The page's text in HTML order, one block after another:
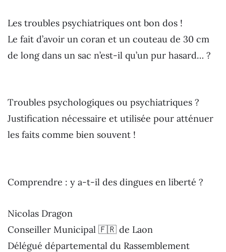
Les troubles psychiatriques ont bon dos !
Le fait d’avoir un coran et un couteau de 30 cm
de long dans un sac n’est-il qu’un pur hasard… ?
Troubles psychologiques ou psychiatriques ?
Justification nécessaire et utilisée pour atténuer
les faits comme bien souvent !
Comprendre : y a-t-il des dingues en liberté ?
Nicolas Dragon
Conseiller Municipal 🇫🇷 de Laon
Délégué départemental du Rassemblement